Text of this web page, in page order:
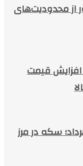
از محدودیت‌های
افزایش قیمت
سکه در مرز